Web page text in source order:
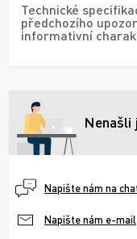
Technické
předchozího
informativní
Nenašli
Napište nám na
Napište nám e-mail